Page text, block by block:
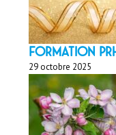
Formation
29 octobre 2025